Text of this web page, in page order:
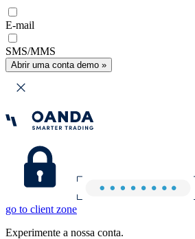
E-mail
SMS/MMS
Abrir uma conta demo »
go to client zone
Experimente a nossa conta.